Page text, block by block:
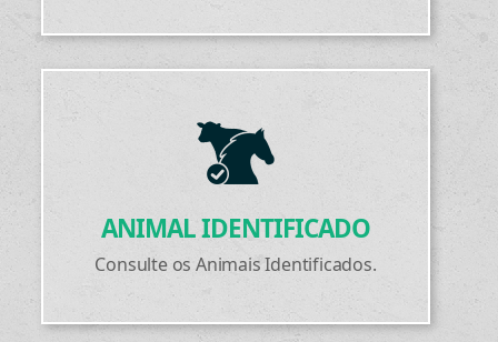
ANIMAL IDENTIFICADO
Consulte os Animais Identificados.